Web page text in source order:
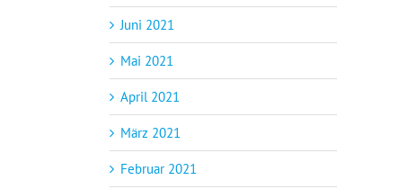
Juni 2021
Mai 2021
April 2021
März 2021
Februar 2021